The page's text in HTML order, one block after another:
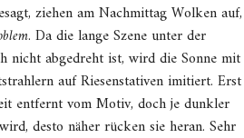
ziehen am Nachmittag Wolken auf,
. Da die lange Szene unter der
nicht abgedreht ist, wird die Sonne mit
auf Riesenstativen imitiert. Erst
entfernt vom Motiv, doch je dunkler
desto näher rücken sie heran. Sehr